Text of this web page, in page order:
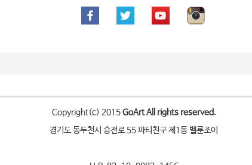
Copyright(c) 2015GoArt All rights reserved.
경기도 동두천시 승전로 55 파티친구 제1동 벨룬조이